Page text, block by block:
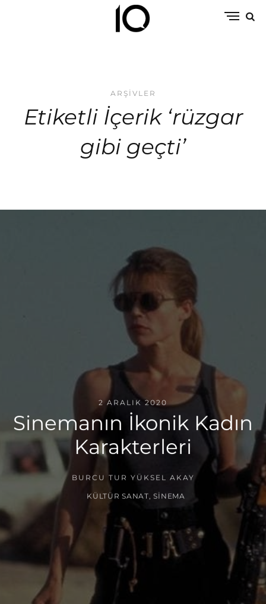
ARŞIVLER
Etiketli İçerik ‘rüzgar
gibi geçti’
2 ARALIK 2020
Sinemanın İkonik Kadın
Karakterleri
BURCU TUR YÜKSEL AKAY
KÜLTÜR SANAT ,SINEMA